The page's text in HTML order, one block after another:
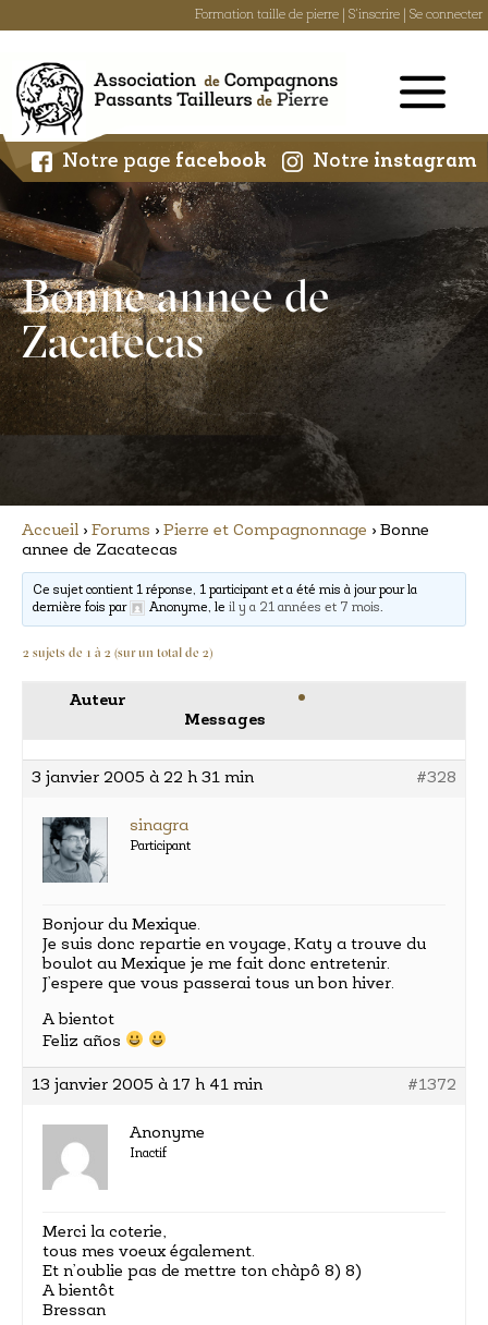
Formation taille de pierre S'inscrire Se connecter
content
Notre page facebook Notre instagram
Bonne annee de
Zacatecas
Accueil › Forums › Pierre et Compagnonnage › Bonne
annee de Zacatecas
Ce sujet contient 1 réponse, 1 participant et a été mis à jour pour la
dernière fois par
Anonyme, leil y a 21 années et 7 mois.
2 sujets de 1 à 2 (sur un total de 2)
Auteur
Messages
3 janvier 2005 à 22 h 31 min #328
sinagra
Participant
Bonjour du Mexique.
Je suis donc repartie en voyage, Katy a trouve du
boulot au Mexique je me fait donc entretenir.
J’espere que vous passerai tous un bon hiver.
A bientot
Feliz años
13 janvier 2005 à 17 h 41 min #1372
Anonyme
Inactif
Merci la coterie,
tous mes voeux également.
Et n’oublie pas de mettre ton chàpô 8) 8)
A bientôt
Bressan